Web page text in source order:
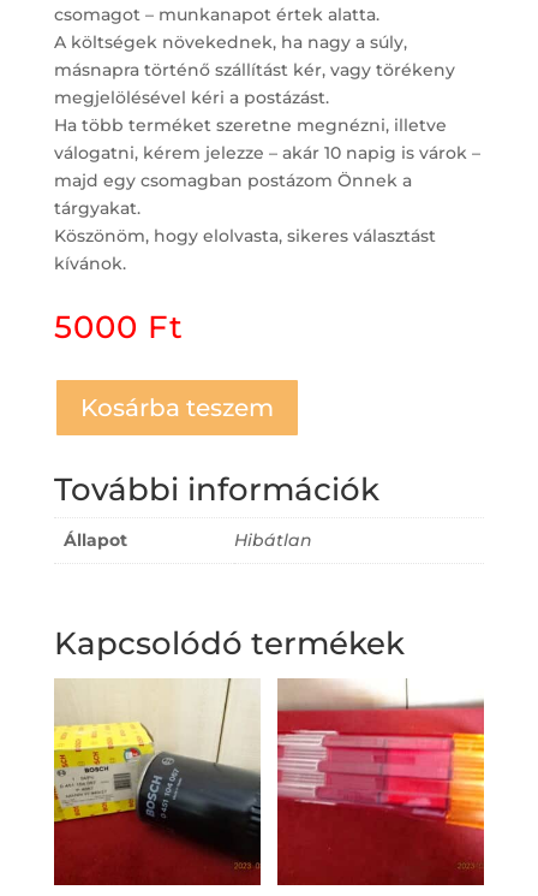
csomagot – munkanapot értek alatta.
A költségek növekednek, ha nagy a súly,
másnapra történő szállítást kér, vagy törékeny
megjelölésével kéri a postázást.
Ha több terméket szeretne megnézni, illetve
válogatni, kérem jelezze – akár 10 napig is várok –
majd egy csomagban postázom Önnek a
tárgyakat.
Köszönöm, hogy elolvasta, sikeres választást
kívánok.
5000 Ft
Kosárba teszem
További információk
Állapot Hibátlan
Kapcsolódó termékek